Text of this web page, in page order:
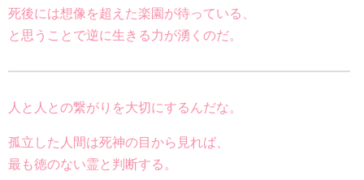
死後には想像を超えた楽園が待っている、
と思うことで逆に生きる力が湧くのだ。
人と人との繋がりを大切にするんだな。
孤立した人間は死神の目から見れば、
最も徳のない霊と判断する。